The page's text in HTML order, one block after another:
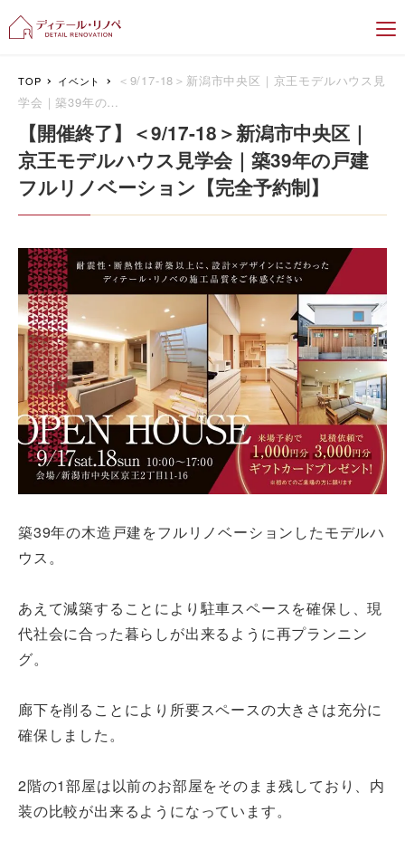
新潟のリフォーム＆リノベーション専
TOP イベント
＜9/17-18＞新潟市中央区｜京王モデルハウス見
学会｜築39年の…
【開催終了】＜9/17-18＞新潟市中央区｜
京王モデルハウス見学会｜築39年の戸建
フルリノベーション【完全予約制】
築39年の木造戸建をフルリノベーションしたモデルハ
ウス。
あえて減築することにより駐車スペースを確保し、現
代社会に合った暮らしが出来るように再プランニン
グ。
廊下を削ることにより所要スペースの大きさは充分に
確保しました。
2階の1部屋は以前のお部屋をそのまま残しており、内
装の比較が出来るようになっています。